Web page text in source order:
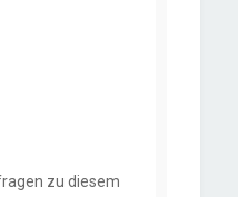
zu diesem